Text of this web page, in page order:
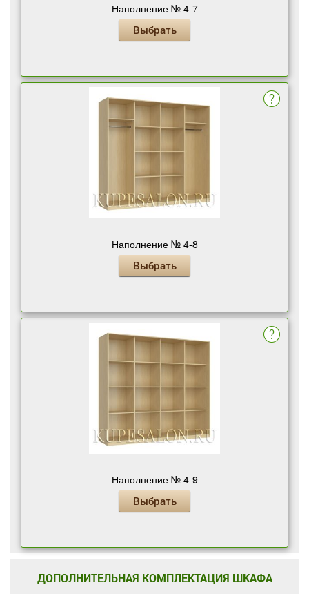
Наполнение № 4-7
Выбрать
Наполнение № 4-8
Выбрать
Наполнение № 4-9
Выбрать
ДОПОЛНИТЕЛЬНАЯ КОМПЛЕКТАЦИЯ ШКАФА